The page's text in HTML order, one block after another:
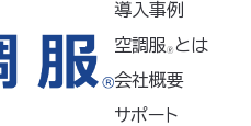
導入事例
空調服🄬 とは
会社概要
サポート